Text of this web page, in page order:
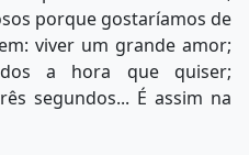
porque gostaríamos de
viver um grande amor;
a hora que quiser;
segundos... É assim na